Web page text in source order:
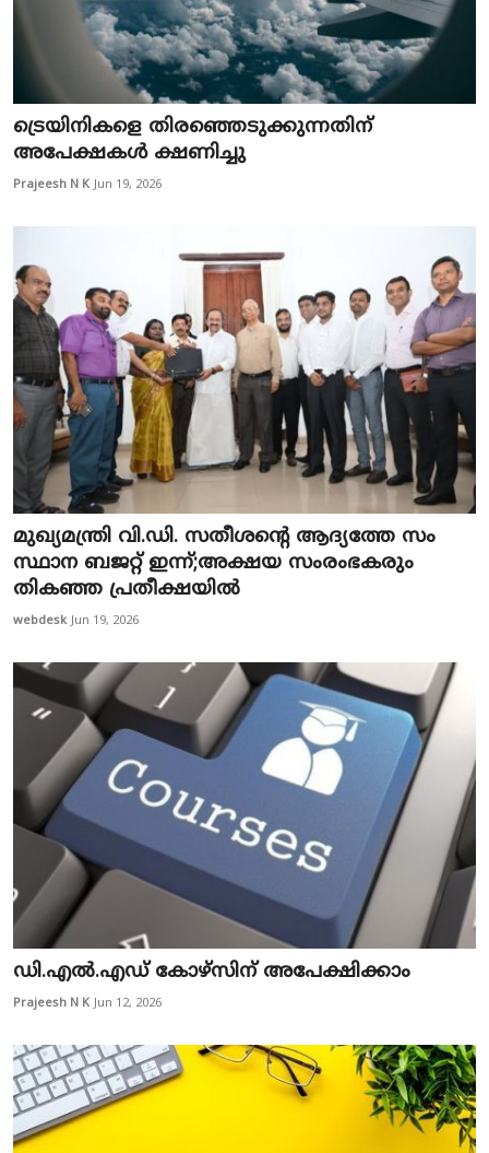
ട്രെയിനികളെ തിരഞ്ഞെടുക്കുന്നതിന്
അപേക്ഷകൾ ക്ഷണിച്ചു
Prajeesh N K Jun 19, 2026
മു​​​ഖ്യ​​​മ​​​ന്ത്രി വി.​​​ഡി. സ​​​തീ​​​ശ​​​ന്‍റെ ആദ്യത്തേ സം​
സ്ഥാ​ന ബ​ജ​റ്റ് ഇ​ന്ന്;അക്ഷയ സംരംഭകരും
തികഞ്ഞ പ്രതീക്ഷയിൽ
webdesk Jun 19, 2026
ഡി.എൽ.എഡ് കോഴ്സിന് അപേക്ഷിക്കാം
Prajeesh N K Jun 12, 2026